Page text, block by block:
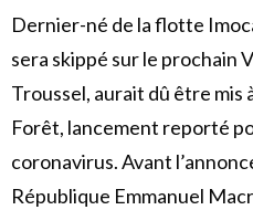
Dernier-né de la flotte
sera skippé sur le prochain
Troussel, aurait dû être mis
Forêt, lancement reporté
coronavirus. Avant
République Emmanuel